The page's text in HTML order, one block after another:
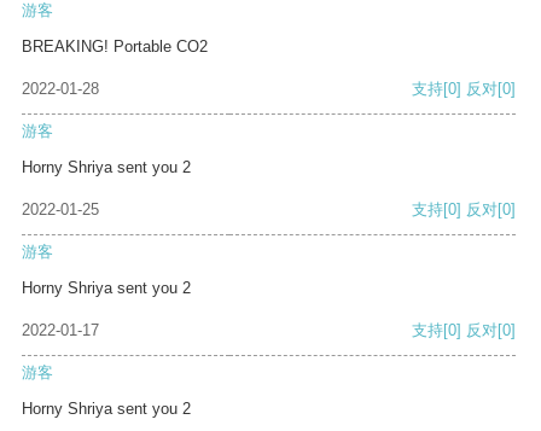
游客
BREAKING! Portable CO2
2022-01-28 支持[0] 反对[0]
游客
Horny Shriya sent you 2
2022-01-25 支持[0] 反对[0]
游客
Horny Shriya sent you 2
2022-01-17 支持[0] 反对[0]
游客
Horny Shriya sent you 2